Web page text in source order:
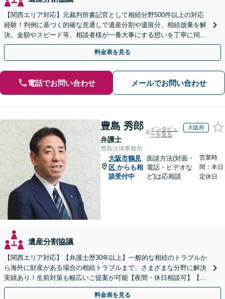
【関西エリア対応】元裁判所書記官として相続分野500件以上の対応
経験！判例に基づく的確な見通しで遺産分割や遺留分、相続放棄を解
決。金額やスピード等、相談者様が一番大事にする想いを丁寧に伺い
最善の解決策を提案【WEB面談可】
料金表を見る
電話でお問い合わせ メールでお問い合わせ
豊島 秀郎
弁護士
インタビュ
ーを見る
大阪府
豊島法律事務所
大阪市鶴見
区 からも相
談受付中
面談方法(対面・
電話・ビデオな
ど)は応相談
営業時
間：本日
定休日
遺産分割協議
【関西エリア対応】【弁護士歴30年以上】一般的な相続のトラブルか
ら海外に財産がある場合の相続トラブルまで、さまざまな分野に解決
実績あり！生前対策も幅広いご提案が可能【夜間・休日相談可】【完
全個室】
料金表を見る